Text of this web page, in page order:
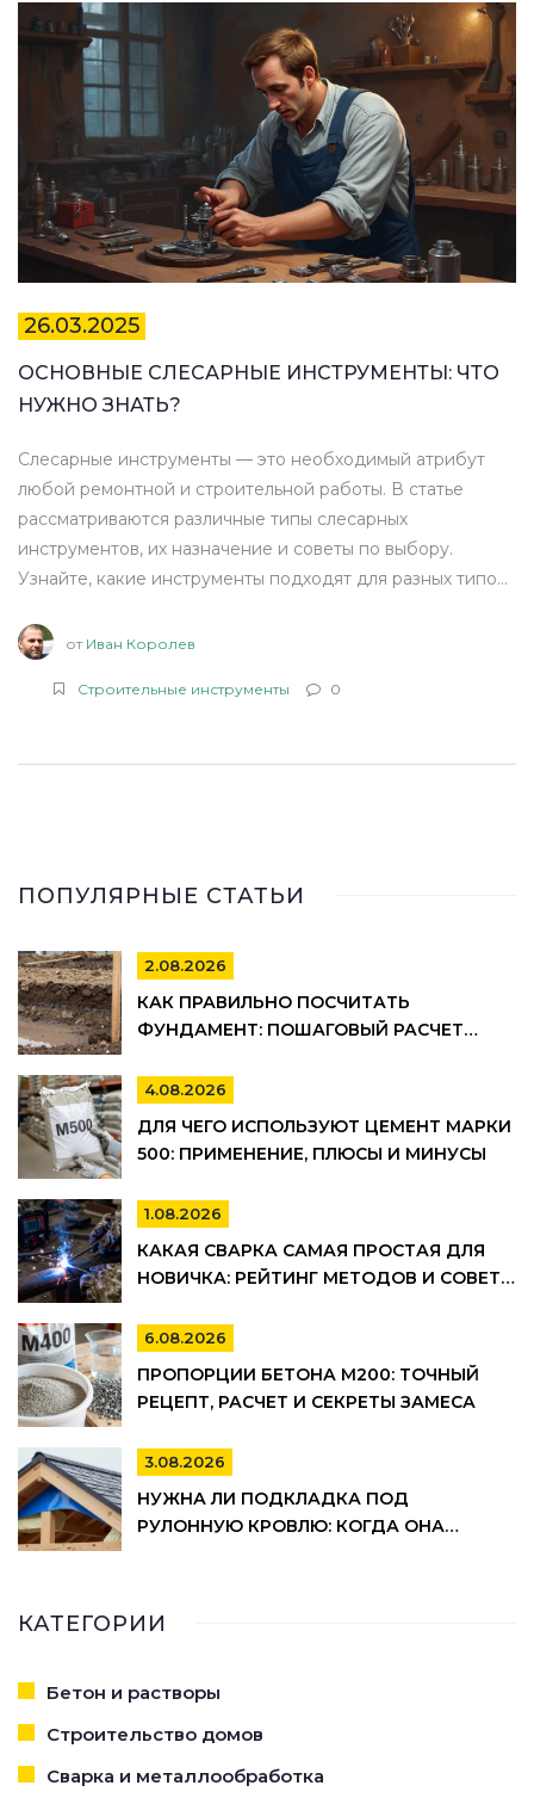
26.03.2025
ОСНОВНЫЕ СЛЕСАРНЫЕ ИНСТРУМЕНТЫ: ЧТО
НУЖНО ЗНАТЬ?
Слесарные инструменты — это необходимый атрибут
любой ремонтной и строительной работы. В статье
рассматриваются различные типы слесарных
инструментов, их назначение и советы по выбору.
Узнайте, какие инструменты подходят для разных типов
Это поможет вам сэкономить время, деньги и нервы в
от Иван Королев
Строительные инструменты 0
ПОПУЛЯРНЫЕ СТАТЬИ
2.08.2026
КАК ПРАВИЛЬНО ПОСЧИТАТЬ
ФУНДАМЕНТ: ПОШАГОВЫЙ РАСЧЕТ
ОПАЛУБКИ
4.08.2026
ДЛЯ ЧЕГО ИСПОЛЬЗУЮТ ЦЕМЕНТ МАРКИ
500: ПРИМЕНЕНИЕ, ПЛЮСЫ И МИНУСЫ
1.08.2026
КАКАЯ СВАРКА САМАЯ ПРОСТАЯ ДЛЯ
НОВИЧКА: РЕЙТИНГ МЕТОДОВ И СОВЕТЫ
6.08.2026
ПРОПОРЦИИ БЕТОНА М200: ТОЧНЫЙ
РЕЦЕПТ, РАСЧЕТ И СЕКРЕТЫ ЗАМЕСА
3.08.2026
НУЖНА ЛИ ПОДКЛАДКА ПОД
РУЛОННУЮ КРОВЛЮ: КОГДА ОНА
КАТЕГОРИИ
Бетон и растворы
Строительство домов
Сварка и металлообработка